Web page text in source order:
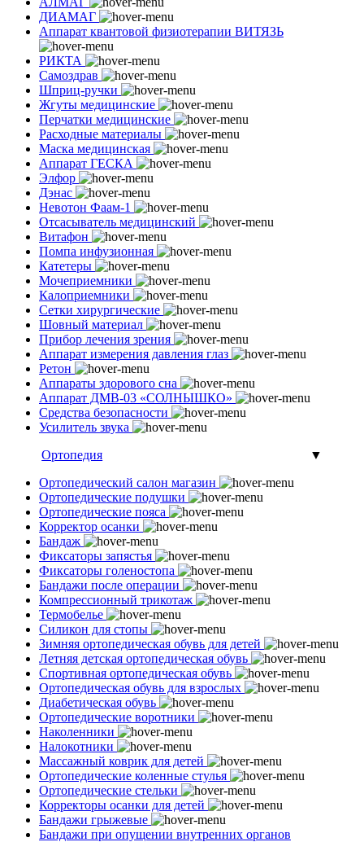
ДИАМАГ
Аппарат квантовой физиотерапии ВИТЯЗЬ
РИКТА
Самоздрав
Шприц-ручки
Жгуты медицинские
Перчатки медицинские
Расходные материалы
Маска медицинская
Аппарат ГЕСКА
Элфор
Дэнас
Невотон Фаам-1
Отсасыватель медицинский
Витафон
Помпа инфузионная
Катетеры
Мочеприемники
Калоприемники
Сетки хирургические
Шовный материал
Прибор лечения зрения
Аппарат измерения давления глаз
Ретон
Аппараты здорового сна
Аппарат ДМВ-03 «СОЛНЫШКО»
Средства безопасности
Усилитель звука
Ортопедия
▼
Ортопедический салон магазин
Ортопедические подушки
Ортопедические пояса
Корректор осанки
Бандаж
Фиксаторы запястья
Фиксаторы голеностопа
Бандажи после операции
Компрессионный трикотаж
Термобелье
Силикон для стопы
Зимняя ортопедическая обувь для детей
Летняя детская ортопедическая обувь
Спортивная ортопедическая обувь
Ортопедическая обувь для взрослых
Диабетическая обувь
Ортопедические воротники
Наколенники
Налокотники
Массажный коврик для детей
Ортопедические коленные стулья
Ортопедические стельки
Корректоры осанки для детей
Бандажи грыжевые
Бандажи при опущении внутренних органов